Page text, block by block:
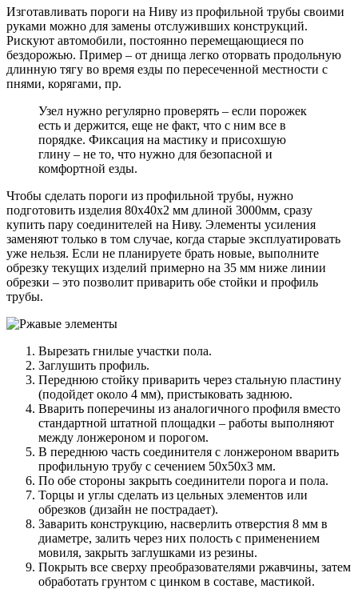
Изготавливать пороги на Ниву из профильной трубы своими
руками можно для замены отслуживших конструкций.
Рискуют автомобили, постоянно перемещающиеся по
бездорожью. Пример – от днища легко оторвать продольную
длинную тягу во время езды по пересеченной местности с
пнями, корягами, пр.
Узел нужно регулярно проверять – если порожек
есть и держится, еще не факт, что с ним все в
порядке. Фиксация на мастику и присохшую
глину – не то, что нужно для безопасной и
комфортной езды.
Чтобы сделать пороги из профильной трубы, нужно
подготовить изделия 80х40х2 мм длиной 3000мм, сразу
купить пару соединителей на Ниву. Элементы усиления
заменяют только в том случае, когда старые эксплуатировать
уже нельзя. Если не планируете брать новые, выполните
обрезку текущих изделий примерно на 35 мм ниже линии
обрезки – это позволит приварить обе стойки и профиль
трубы.
Вырезать гнилые участки пола.
Заглушить профиль.
Переднюю стойку приварить через стальную пластину
(подойдет около 4 мм), пристыковать заднюю.
Вварить поперечины из аналогичного профиля вместо
стандартной штатной площадки – работы выполняют
между лонжероном и порогом.
В переднюю часть соединителя с лонжероном вварить
профильную трубу с сечением 50х50х3 мм.
По обе стороны закрыть соединители порога и пола.
Торцы и углы сделать из цельных элементов или
обрезков (дизайн не пострадает).
Заварить конструкцию, насверлить отверстия 8 мм в
диаметре, залить через них полость с применением
мовиля, закрыть заглушками из резины.
Покрыть все сверху преобразователями ржавчины, затем
обработать грунтом с цинком в составе, мастикой.